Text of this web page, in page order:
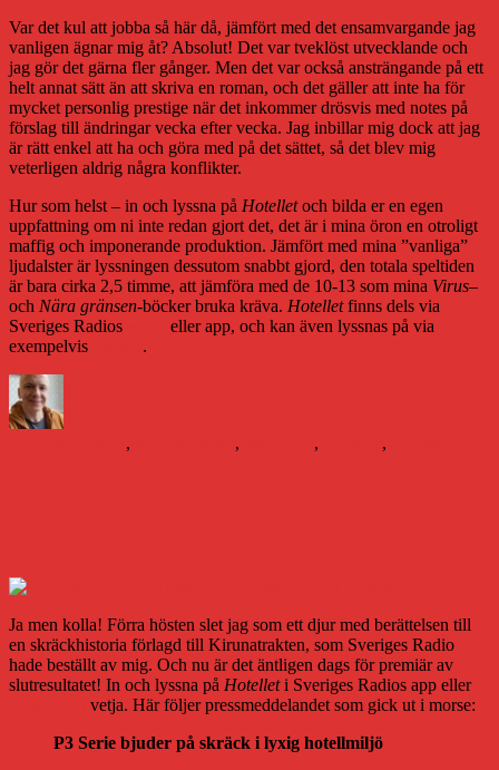
Var det kul att jobba så här då, jämfört med det ensamvargande jag
vanligen ägnar mig åt? Absolut! Det var tveklöst utvecklande och
jag gör det gärna fler gånger. Men det var också ansträngande på ett
helt annat sätt än att skriva en roman, och det gäller att inte ha för
mycket personlig prestige när det inkommer drösvis med notes på
förslag till ändringar vecka efter vecka. Jag inbillar mig dock att jag
är rätt enkel att ha och göra med på det sättet, så det blev mig
veterligen aldrig några konflikter.
Hur som helst – in och lyssna på Hotelletoch bilda er en egen
uppfattning om ni inte redan gjort det, det är i mina öron en otroligt
maffig och imponerande produktion. Jämfört med mina ”vanliga”
ljudalster är lyssningen dessutom snabbt gjord, den totala speltiden
är bara cirka 2,5 timme, att jämföra med de 10-13 som mina Virus–
och Nära gränsen-böcker bruka kräva. Hotelletfinns dels via
Sveriges Radios
eller app, och kan även lyssnas på via
exempelvis
.
, , , ,
Serie
Ja men kolla! Förra hösten slet jag som ett djur med berättelsen till
en skräckhistoria förlagd till Kirunatrakten, som Sveriges Radio
hade beställt av mig. Och nu är det äntligen dags för premiär av
slutresultatet! In och lyssna på Hotelleti Sveriges Radios app eller
vetja. Här följer pressmeddelandet som gick ut i morse:
P3 Serie bjuder på skräck i lyxig hotellmiljö